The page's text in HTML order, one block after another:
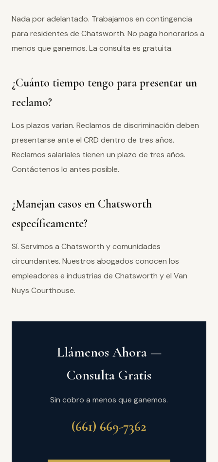
Nada por adelantado. Trabajamos en contingencia
para residentes de Chatsworth. No paga honorarios a
menos que ganemos. La consulta es gratuita.
¿Cuánto tiempo tengo para presentar un
reclamo?
Los plazos varían. Reclamos de discriminación deben
presentarse ante el CRD dentro de tres años.
Reclamos salariales tienen un plazo de tres años.
Contáctenos lo antes posible.
¿Manejan casos en Chatsworth
específicamente?
Sí. Servimos a Chatsworth y comunidades
circundantes. Nuestros abogados conocen los
empleadores e industrias de Chatsworth y el Van
Nuys Courthouse.
Llámenos Ahora —
Consulta Gratis
Sin cobro a menos que ganemos.
(661) 669-7362